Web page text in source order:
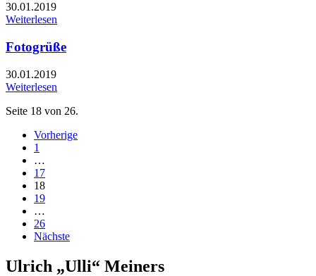
30.01.2019
Weiterlesen
Fotogrüße
30.01.2019
Weiterlesen
Seite 18 von 26.
Vorherige
1
…
17
18
19
…
26
Nächste
Ulrich „Ulli“ Meiners